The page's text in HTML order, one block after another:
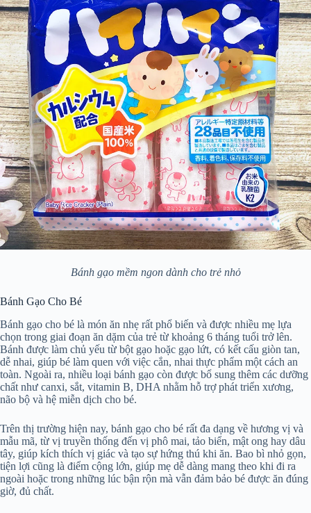
Bánh gạo mềm ngon dành cho trẻ nhỏ
Bánh Gạo Cho Bé
Bánh gạo cho bé là món ăn nhẹ rất phổ biến và được nhiều mẹ lựa
chọn trong giai đoạn ăn dặm của trẻ từ khoảng 6 tháng tuổi trở lên.
Bánh được làm chủ yếu từ bột gạo hoặc gạo lứt, có kết cấu giòn tan,
dễ nhai, giúp bé làm quen với việc cắn, nhai thực phẩm một cách an
toàn. Ngoài ra, nhiều loại bánh gạo còn được bổ sung thêm các dưỡng
chất như canxi, sắt, vitamin B, DHA nhằm hỗ trợ phát triển xương,
não bộ và hệ miễn dịch cho bé.
Trên thị trường hiện nay, bánh gạo cho bé rất đa dạng về hương vị và
mẫu mã, từ vị truyền thống đến vị phô mai, tảo biển, mật ong hay dâu
tây, giúp kích thích vị giác và tạo sự hứng thú khi ăn. Bao bì nhỏ gọn,
tiện lợi cũng là điểm cộng lớn, giúp mẹ dễ dàng mang theo khi đi ra
ngoài hoặc trong những lúc bận rộn mà vẫn đảm bảo bé được ăn đúng
giờ, đủ chất.